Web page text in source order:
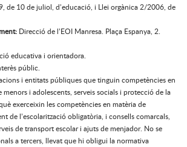
de 10 de juliol, d’educació, i Llei orgànica 2/2006, de
Direcció de l’EOI Manresa. Plaça Espanya, 2.
educativa i orientadora.
públic.
i entitats públiques que tinguin competències en
i adolescents, serveis socials i protecció de la
exerceixin les competències en matèria de
de l’escolarització obligatòria, i consells comarcals,
de transport escolar i ajuts de menjador. No se
a tercers, llevat que hi obligui la normativa